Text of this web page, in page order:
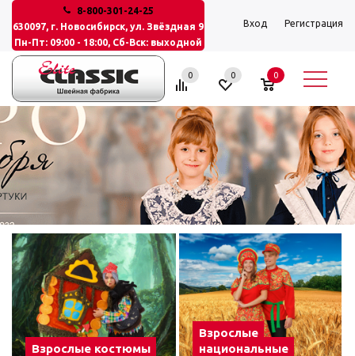
8-800-301-24-25
630097, г. Новосибирск, ул. Звёздная 9
Пн-Пт: 09:00 - 18:00, Сб-Вск: выходной
Вход Регистрация
0 0 0
.
Взрослые костюмы
Взрослые
национальные